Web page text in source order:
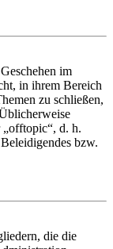
im
in ihrem Bereich
zu schließen,
d. h.
bzw.
die die